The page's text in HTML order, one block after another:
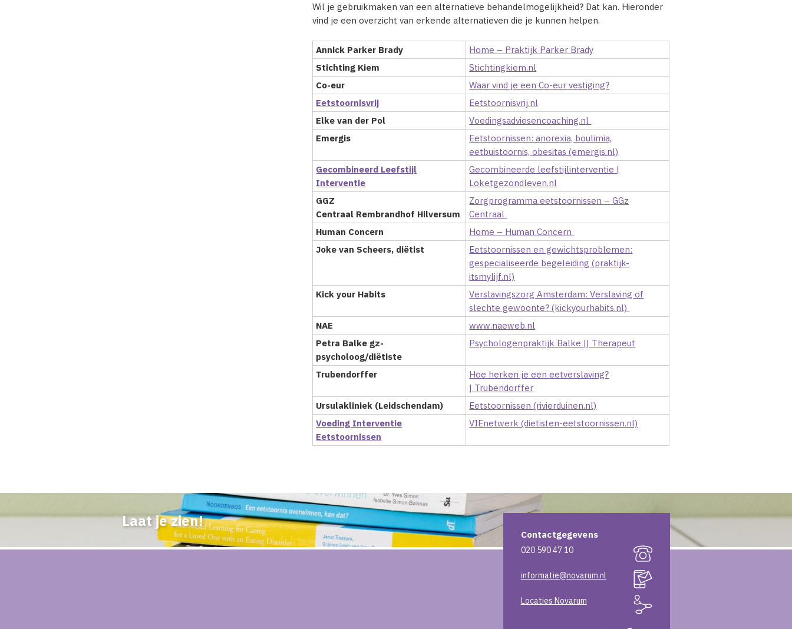
Wil je gebruikmaken van een alternatieve behandelmogelijkheid? Dat kan. Hieronder
vind je een overzicht van erkende alternatieven die je kunnen helpen.
Annick Parker Brady
Home – Praktijk Parker Brady
Stichting Kiem
Stichtingkiem.nl
Co-eur
Waar vind je een Co-eur vestiging?
Eetstoornisvrij
Eetstoornisvrij.nl
Elke van der Pol
Voedingsadviesencoaching.nl
Emergis
Eetstoornissen: anorexia, boulimia,
eetbuistoornis, obesitas (emergis.nl)
Gecombineerd Leefstijl
Interventie
Gecombineerde leefstijlinterventie |
Loketgezondleven.nl
GGZ
Centraal Rembrandhof Hilversum
Zorgprogramma eetstoornissen – GGz
Centraal
Human Concern
Home – Human Concern
Joke van Scheers, diëtist
Eetstoornissen en gewichtsproblemen:
gespecialiseerde begeleiding (praktijk-
itsmylijf.nl)
Kick your Habits
Verslavingszorg Amsterdam: Verslaving of
slechte gewoonte? (kickyourhabits.nl)
NAE
www.naeweb.nl
Petra Balke gz-
psycholoog/diëtiste
Psychologenpraktijk Balke || Therapeut
Trubendorffer
Hoe herken je een eetverslaving?
| Trubendorffer
Ursulakliniek (Leidschendam)
Eetstoornissen (rivierduinen.nl)
Voeding Interventie
Eetstoornissen
VIEnetwerk (dietisten-eetstoornissen.nl)
Laat je zien!
Contactgegevens
020 590 47 10
informatie@novarum.nl
Locaties Novarum